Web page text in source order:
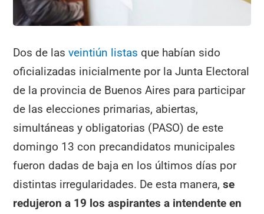
Dos de lasveintiún listas que habían sido
oficializadas inicialmente por la Junta Electoral
de la provincia de Buenos Aires para participar
de las elecciones primarias, abiertas,
simultáneas y obligatorias (PASO) de este
domingo 13 con precandidatos municipales
fueron dadas de baja en los últimos días por
distintas irregularidades. De esta manera,se
redujeron a 19 los aspirantes a intendente en